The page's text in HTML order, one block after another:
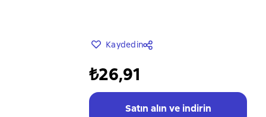
Kaydedin
₺26,91
Satın alın ve indirin